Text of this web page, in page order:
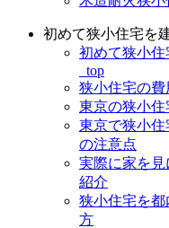
初めて狭小住宅を
初めて狭小住
_top
狭小住宅の費
東京の狭小
東京で狭小
の注意点
実際に家を
紹介
狭小住宅を
方